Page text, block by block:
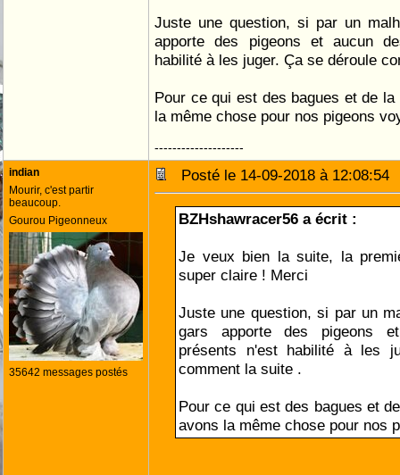
Juste une question, si par un
apporte des pigeons et aucun
habilité à les juger. Ça se déroule
Pour ce qui est des bagues et de
la même chose pour nos pigeons
--------------------
indian
Mourir, c'est partir
beaucoup.
Gourou Pigeonneux
35642 messages postés
Posté le 14-09-2018 à
BZHshawracer56 a écrit :
Je veux bien la suite, la
super claire ! Merci
Juste une question, si par un
gars apporte des pigeons
présents n'est habilité à les
comment la suite .
Pour ce qui est des bagues et
avons la même chose pour nos